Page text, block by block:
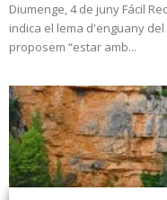
Diumenge, 4 de juny Fácil
indica el lema d'enguany
proposem “estar amb...